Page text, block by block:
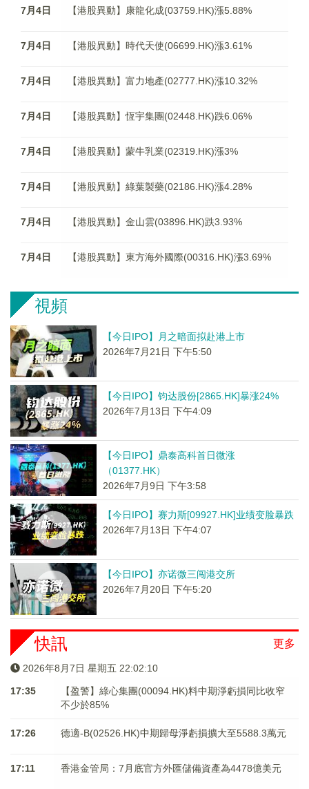
7月4日 【港股異動】康龍化成(03759.HK)漲5.88%
7月4日 【港股異動】時代天使(06699.HK)漲3.61%
7月4日 【港股異動】富力地產(02777.HK)漲10.32%
7月4日 【港股異動】恆宇集團(02448.HK)跌6.06%
7月4日 【港股異動】蒙牛乳業(02319.HK)漲3%
7月4日 【港股異動】綠葉製藥(02186.HK)漲4.28%
7月4日 【港股異動】金山雲(03896.HK)跌3.93%
7月4日 【港股異動】東方海外國際(00316.HK)漲3.69%
視頻
【今日IPO】月之暗面拟赴港上市
2026年7月21日 下午5:50
【今日IPO】钧达股份[2865.HK]暴涨24%
2026年7月13日 下午4:09
【今日IPO】鼎泰高科首日微涨
（01377.HK）
2026年7月9日 下午3:58
【今日IPO】赛力斯[09927.HK]业绩变脸暴跌
2026年7月13日 下午4:07
【今日IPO】亦诺微三闯港交所
2026年7月20日 下午5:20
更多
快訊
2026年8月7日 星期五 22:02:10
17:35
【盈警】綠心集團(00094.HK)料中期淨虧損同比收窄
不少於85%
17:26 德適-B(02526.HK)中期歸母淨虧損擴大至5588.3萬元
17:11 香港金管局：7月底官方外匯儲備資產為4478億美元